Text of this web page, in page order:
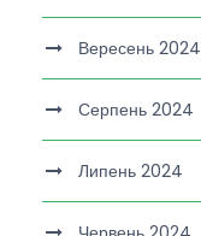
Вересень 2024
Серпень 2024
Липень 2024